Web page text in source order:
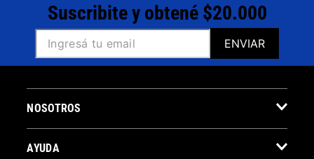
Suscribite y obtené $20.000
ENVIAR
NOSOTROS
AYUDA